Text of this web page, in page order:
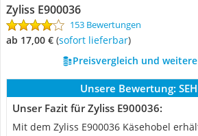
Zyliss E900036
153 Bewertungen
ab 17,00 € ( Sofort lieferbar)
Preisvergleich und
Unsere Bewertung:
Unser Fazit für Zyliss E900036:
Mit dem Zyliss E900036 Käsehobel